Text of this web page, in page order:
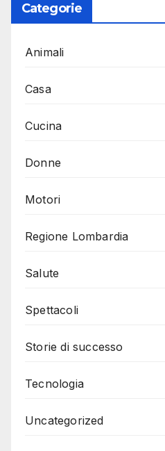
Categorie
Animali
Casa
Cucina
Donne
Motori
Regione Lombardia
Salute
Spettacoli
Storie di successo
Tecnologia
Uncategorized